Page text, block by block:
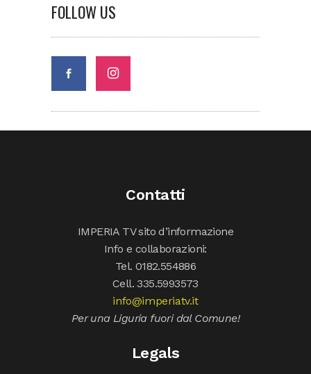
FOLLOW US
Contatti
IMPERIA TV sito d’informazione
Info e collaborazioni:
Tel. 0182.554886
Cell. 335.5993573
info@imperiatv.it
Per una Liguria fuori dal Comune!
Legals